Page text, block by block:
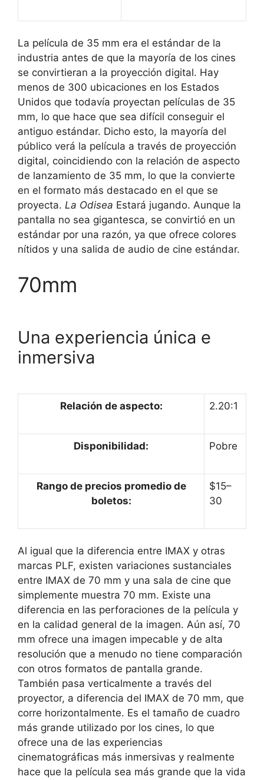
La película de 35 mm era el estándar de la
industria antes de que la mayoría de los cines
se convirtieran a la proyección digital. Hay
menos de 300 ubicaciones en los Estados
Unidos que todavía proyectan películas de 35
mm, lo que hace que sea difícil conseguir el
antiguo estándar. Dicho esto, la mayoría del
público verá la película a través de proyección
digital, coincidiendo con la relación de aspecto
de lanzamiento de 35 mm, lo que la convierte
en el formato más destacado en el que se
proyecta. La Odisea Estará jugando. Aunque la
pantalla no sea gigantesca, se convirtió en un
estándar por una razón, ya que ofrece colores
nítidos y una salida de audio de cine estándar.
70mm
Una experiencia única e
inmersiva
Relación de aspecto: 2.20:1
Disponibilidad: Pobre
Rango de precios promedio de
boletos:
$15–
30
Al igual que la diferencia entre IMAX y otras
marcas PLF, existen variaciones sustanciales
entre IMAX de 70 mm y una sala de cine que
simplemente muestra 70 mm. Existe una
diferencia en las perforaciones de la película y
en la calidad general de la imagen. Aún así, 70
mm ofrece una imagen impecable y de alta
resolución que a menudo no tiene comparación
con otros formatos de pantalla grande.
También pasa verticalmente a través del
proyector, a diferencia del IMAX de 70 mm, que
corre horizontalmente. Es el tamaño de cuadro
más grande utilizado por los cines, lo que
ofrece una de las experiencias
cinematográficas más inmersivas y realmente
hace que la película sea más grande que la vida